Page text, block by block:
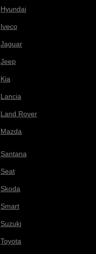
Hyundai
Iveco
Jaguar
Jeep
Kia
Lancia
Land Rover
Mazda
Santana
Seat
Skoda
Smart
Suzuki
Toyota